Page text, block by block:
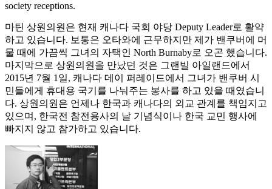
society receptions.
마틴 상원의원은 현재 캐나다 국회 야당 Deputy Leader로 활약
하고 있습니다. 보통은 오타와에 근무하지만 제가 밴쿠버에 머
물 때에 가끔씩 그녀의 자택인 North Burnaby로 오곤 했습니다.
마지막으로 상원의원을 만났던 것은 그랜빌 아일랜드에서
2015년 7월 1일, 캐나다 데이 퍼레이드에서 그녀가 밴쿠버 시
민들에게 휴대용 국기를 나눠주는 봉사를 하고 있을 때였습니
다. 상원의원은 언제나 한국과 캐나다의 외교 관계를 책임지고
있으며, 한국전 참전용사의 날 기념식이나 한국 교민 행사에
빠지지 않고 참가하고 있습니다.